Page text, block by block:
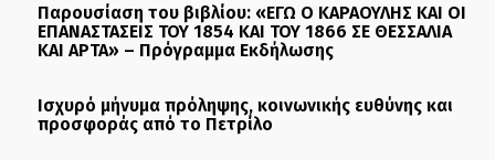
Παρουσίαση του βιβλίου: «ΕΓΩ Ο ΚΑΡΑΟΥΛΗΣ ΚΑΙ ΟΙ
ΕΠΑΝΑΣΤΑΣΕΙΣ ΤΟΥ 1854 ΚΑΙ ΤΟΥ 1866 ΣΕ ΘΕΣΣΑΛΙΑ
ΚΑΙ ΑΡΤΑ» – Πρόγραμμα Εκδήλωσης
Ισχυρό μήνυμα πρόληψης, κοινωνικής ευθύνης και
προσφοράς από το Πετρίλο